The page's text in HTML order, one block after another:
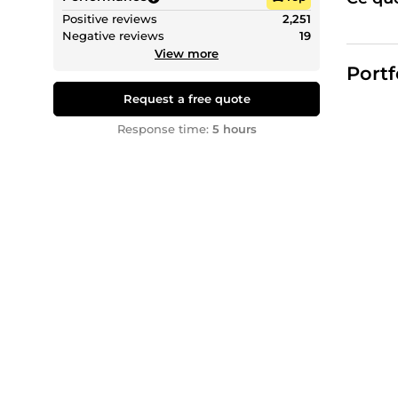
Positive reviews
2,251
Negative reviews
19
View more
Request a free quote
Response time: 5 hours
Mes